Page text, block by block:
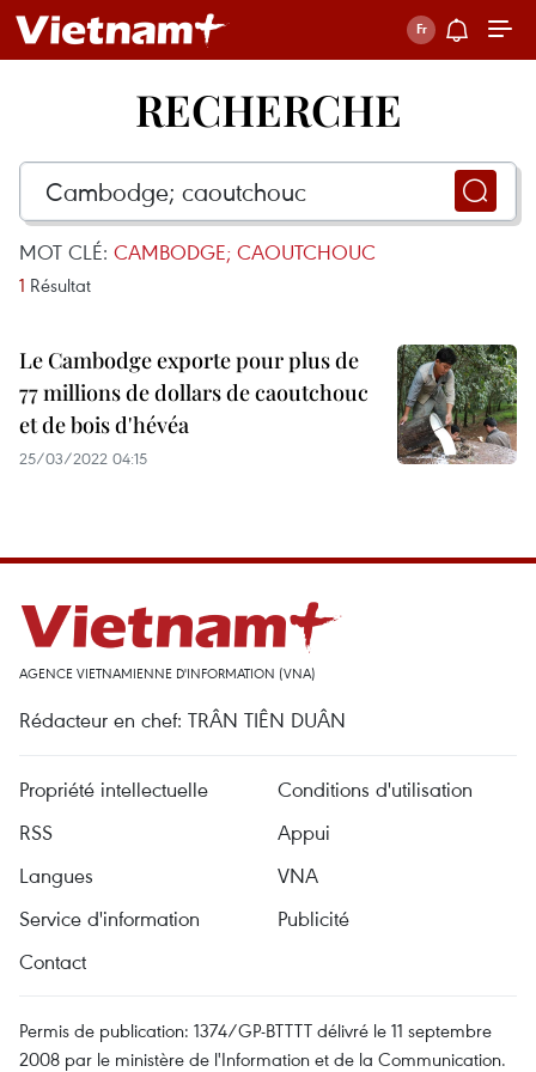
RECHERCHE
MOT CLÉ: CAMBODGE; CAOUTCHOUC
1 Résultat
Le Cambodge exporte pour plus de
77 millions de dollars de caoutchouc
et de bois d'hévéa
25/03/2022 04:15
AGENCE VIETNAMIENNE D'INFORMATION (VNA)
Rédacteur en chef: TRÂN TIÊN DUÂN
Propriété intellectuelle
Conditions d'utilisation
RSS
Appui
Langues
VNA
Service d'information
Publicité
Contact
Permis de publication: 1374/GP-BTTTT délivré le 11 septembre
2008 par le ministère de l'Information et de la Communication.